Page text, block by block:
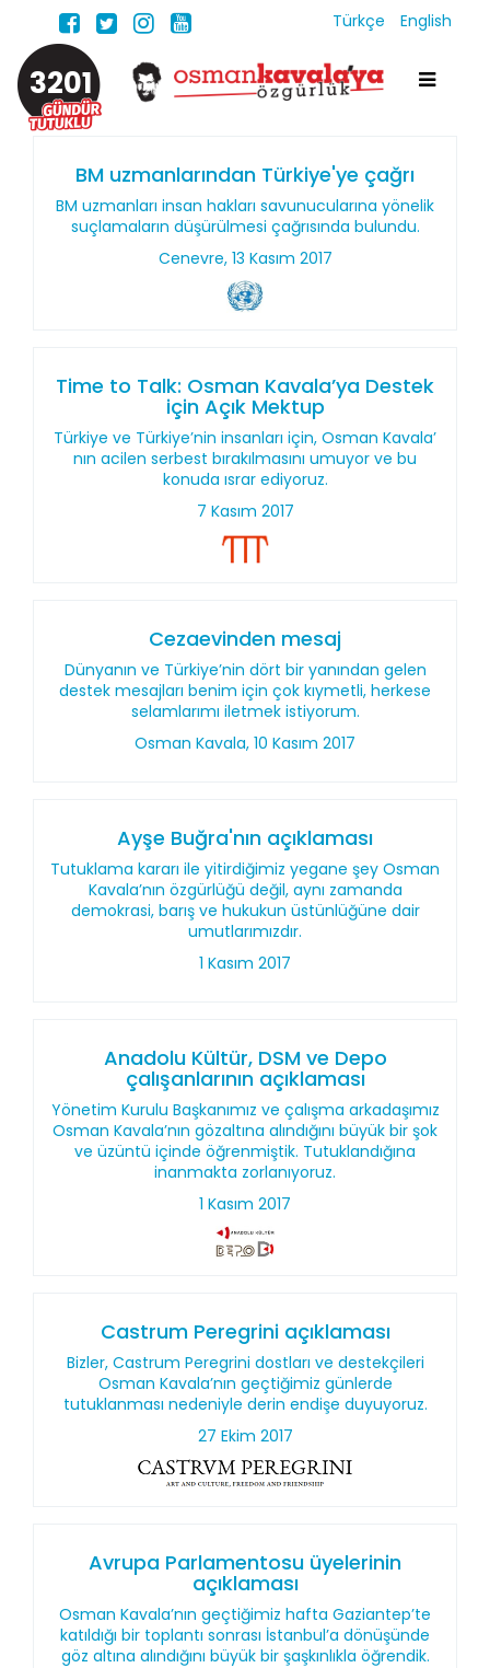
Türkçe English
3201
BM uzmanlarından Türkiye'ye çağrı
BM uzmanları insan hakları savunucularına yönelik
suçlamaların düşürülmesi çağrısında bulundu.
Cenevre, 13 Kasım 2017
Time to Talk: Osman Kavala’ya Destek
için Açık Mektup
Türkiye ve Türkiye’nin insanları için, Osman Kavala’
nın acilen serbest bırakılmasını umuyor ve bu
konuda ısrar ediyoruz.
7 Kasım 2017
Cezaevinden mesaj
Dünyanın ve Türkiye’nin dört bir yanından gelen
destek mesajları benim için çok kıymetli, herkese
selamlarımı iletmek istiyorum.
Osman Kavala, 10 Kasım 2017
Ayşe Buğra'nın açıklaması
Tutuklama kararı ile yitirdiğimiz yegane şey Osman
Kavala’nın özgürlüğü değil, aynı zamanda
demokrasi, barış ve hukukun üstünlüğüne dair
umutlarımızdır.
1 Kasım 2017
Anadolu Kültür, DSM ve Depo
çalışanlarının açıklaması
Yönetim Kurulu Başkanımız ve çalışma arkadaşımız
Osman Kavala’nın gözaltına alındığını büyük bir şok
ve üzüntü içinde öğrenmiştik. Tutuklandığına
inanmakta zorlanıyoruz.
1 Kasım 2017
Castrum Peregrini açıklaması
Bizler, Castrum Peregrini dostları ve destekçileri
Osman Kavala’nın geçtiğimiz günlerde
tutuklanması nedeniyle derin endişe duyuyoruz.
27 Ekim 2017
Avrupa Parlamentosu üyelerinin
açıklaması
Osman Kavala’nın geçtiğimiz hafta Gaziantep’te
katıldığı bir toplantı sonrası İstanbul’a dönüşünde
göz altına alındığını büyük bir şaşkınlıkla öğrendik.